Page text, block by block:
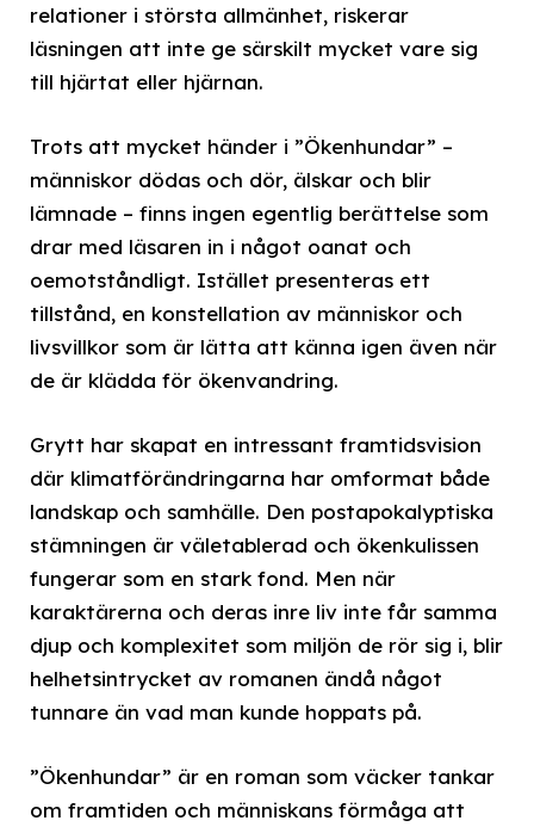
relationer i största allmänhet, riskerar
läsningen att inte ge särskilt mycket vare sig
till hjärtat eller hjärnan.
Trots att mycket händer i ”Ökenhundar” –
människor dödas och dör, älskar och blir
lämnade – finns ingen egentlig berättelse som
drar med läsaren in i något oanat och
oemotståndligt. Istället presenteras ett
tillstånd, en konstellation av människor och
livsvillkor som är lätta att känna igen även när
de är klädda för ökenvandring.
Grytt har skapat en intressant framtidsvision
där klimatförändringarna har omformat både
landskap och samhälle. Den postapokalyptiska
stämningen är väletablerad och ökenkulissen
fungerar som en stark fond. Men när
karaktärerna och deras inre liv inte får samma
djup och komplexitet som miljön de rör sig i, blir
helhetsintrycket av romanen ändå något
tunnare än vad man kunde hoppats på.
”Ökenhundar” är en roman som väcker tankar
om framtiden och människans förmåga att